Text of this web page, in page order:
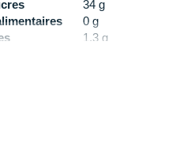
34 g
0 g
1,3 g